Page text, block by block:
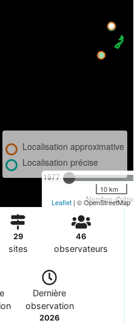
1977
Nombre
Localisation approximative
Localisation précise
10 km
Leaflet | © OpenStreetMap
29
sites
46
observateurs
Dernière
observation
2026